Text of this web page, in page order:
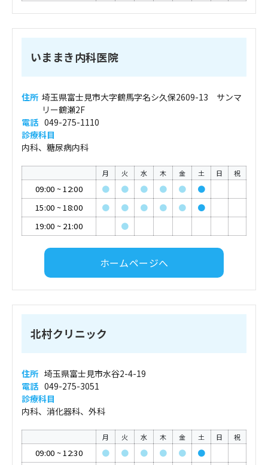
いままき内科医院
住所 埼玉県富士見市大字鶴馬字名シ久保2609-13 サンマ
リー鶴瀬2F
電話 049-275-1110
診療科目
内科、糖尿病内科
月 火 水 木 金 土 日 祝
09:00 ~12:00 ● ● ● ● ●
●
15:00 ~18:00 ● ● ● ● ●
●
19:00 ~ 21:00 ●
ホームページへ
北村クリニック
住所 埼玉県富士見市水谷2-4-19
電話 049-275-3051
診療科目
内科、消化器科、外科
月 火 水 木 金 土 日 祝
09:00 ~12:30 ● ● ● ● ●
●